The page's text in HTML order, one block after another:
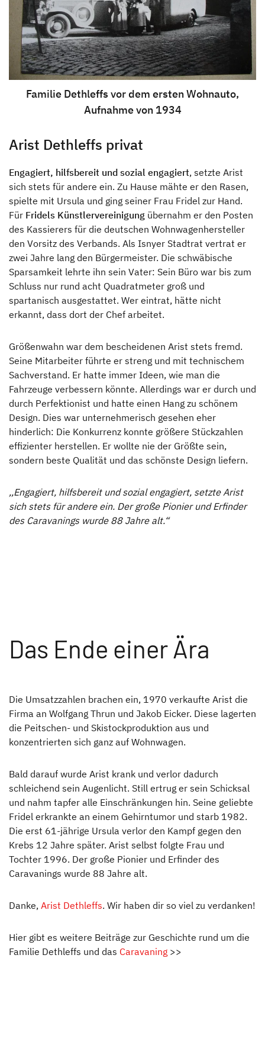
Familie Dethleffs vor dem ersten Wohnauto,
Aufnahme von 1934
Arist Dethleffs privat
Engagiert, hilfsbereit und sozial engagiert, setzte Arist
sich stets für andere ein. Zu Hause mähte er den Rasen,
spielte mit Ursula und ging seiner Frau Fridel zur Hand.
Für Fridels Künstlervereinigung übernahm er den Posten
des Kassierers für die deutschen Wohnwagenhersteller
den Vorsitz des Verbands. Als Isnyer Stadtrat vertrat er
zwei Jahre lang den Bürgermeister. Die schwäbische
Sparsamkeit lehrte ihn sein Vater: Sein Büro war bis zum
Schluss nur rund acht Quadratmeter groß und
spartanisch ausgestattet. Wer eintrat, hätte nicht
erkannt, dass dort der Chef arbeitet.
Größenwahn war dem bescheidenen Arist stets fremd.
Seine Mitarbeiter führte er streng und mit technischem
Sachverstand. Er hatte immer Ideen, wie man die
Fahrzeuge verbessern könnte. Allerdings war er durch und
durch Perfektionist und hatte einen Hang zu schönem
Design. Dies war unternehmerisch gesehen eher
hinderlich: Die Konkurrenz konnte größere Stückzahlen
effizienter herstellen. Er wollte nie der Größte sein,
sondern beste Qualität und das schönste Design liefern.
,,Engagiert, hilfsbereit und sozial engagiert, setzte Arist
sich stets für andere ein. Der große Pionier und Erfinder
des Caravanings wurde 88 Jahre alt.“
Das Ende einer Ära
Die Umsatzzahlen brachen ein, 1970 verkaufte Arist die
Firma an Wolfgang Thrun und Jakob Eicker. Diese lagerten
die Peitschen- und Skistockproduktion aus und
konzentrierten sich ganz auf Wohnwagen.
Bald darauf wurde Arist krank und verlor dadurch
schleichend sein Augenlicht. Still ertrug er sein Schicksal
und nahm tapfer alle Einschränkungen hin. Seine geliebte
Fridel erkrankte an einem Gehirntumor und starb 1982.
Die erst 61-jährige Ursula verlor den Kampf gegen den
Krebs 12 Jahre später. Arist selbst folgte Frau und
Tochter 1996. Der große Pionier und Erfinder des
Caravanings wurde 88 Jahre alt.
Danke, Arist Dethleffs. Wir haben dir so viel zu verdanken!
Hier gibt es weitere Beiträge zur Geschichte rund um die
Familie Dethleffs und das Caravaning >>